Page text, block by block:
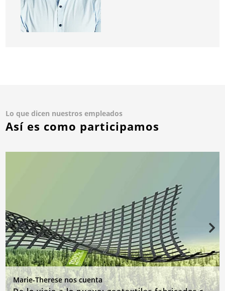
Lo que dicen nuestros empleados
Así es como participamos
Marie-Therese nos cuenta